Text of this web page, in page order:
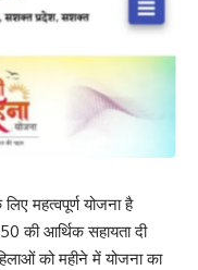
महत्वपूर्ण योजना है
की आर्थिक सहायता दी
को महीने में योजना का